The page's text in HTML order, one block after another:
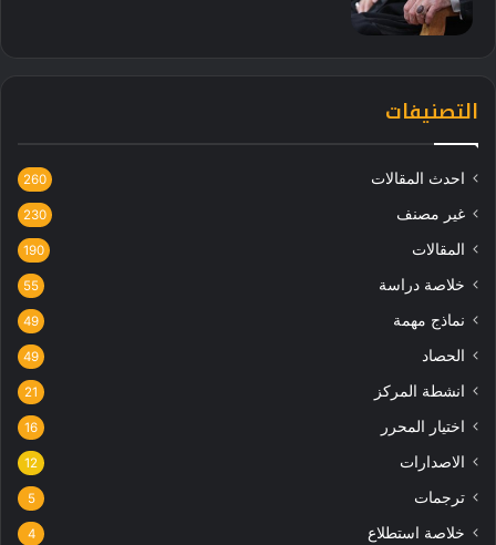
التصنيفات
احدث المقالات 260
غير مصنف 230
المقالات 190
خلاصة دراسة 55
نماذج مهمة 49
الحصاد 49
انشطة المركز 21
اختيار المحرر 16
الاصدارات 12
ترجمات 5
خلاصة استطلاع 4